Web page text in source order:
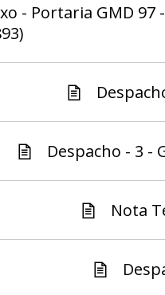
- Portaria GMD 97
Despacho - 3 -
Nota